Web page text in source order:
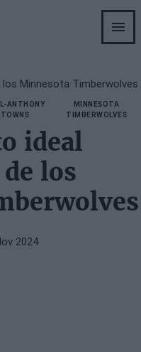
Minnesota Timberwolves
ANTHONY
TOWNS
MINNESOTA
TIMBERWOLVES
ideal
los
2024